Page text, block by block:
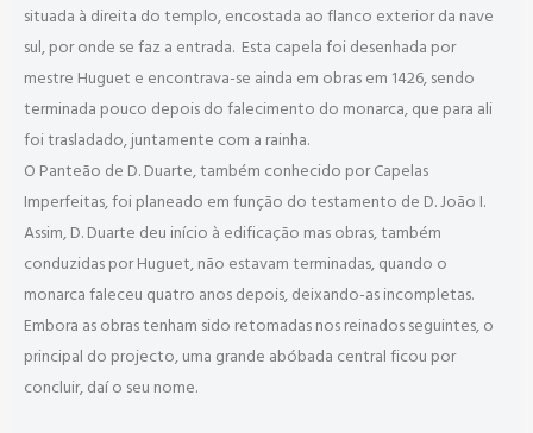
situada à direita do templo, encostada ao flanco exterior da nave
sul, por onde se faz a entrada. Esta capela foi desenhada por
mestre Huguet e encontrava-se ainda em obras em 1426, sendo
terminada pouco depois do falecimento do monarca, que para ali
foi trasladado, juntamente com a rainha.
O Panteão de D. Duarte, também conhecido por Capelas
Imperfeitas, foi planeado em função do testamento de D. João I.
Assim, D. Duarte deu início à edificação mas obras, também
conduzidas por Huguet, não estavam terminadas, quando o
monarca faleceu quatro anos depois, deixando-as incompletas.
Embora as obras tenham sido retomadas nos reinados seguintes, o
principal do projecto, uma grande abóbada central ficou por
concluir, daí o seu nome.